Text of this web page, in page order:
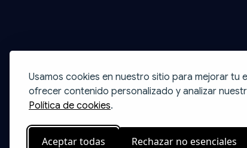
Usamos cookies en nuestro sitio para mejorar tu
ofrecer contenido personalizado y analizar
Política de cookies.
Aceptar todas Rechazar no esenciales